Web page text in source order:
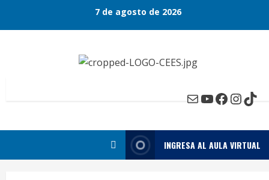
7 de agosto de 2026
MailYouTube
INGRESA AL AULA VIRTUAL